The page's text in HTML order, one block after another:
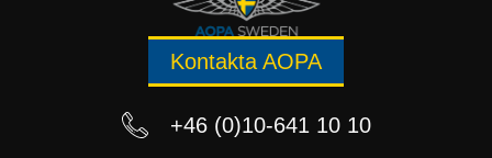
Kontakta AOPA
+46 (0)10-641 10 10